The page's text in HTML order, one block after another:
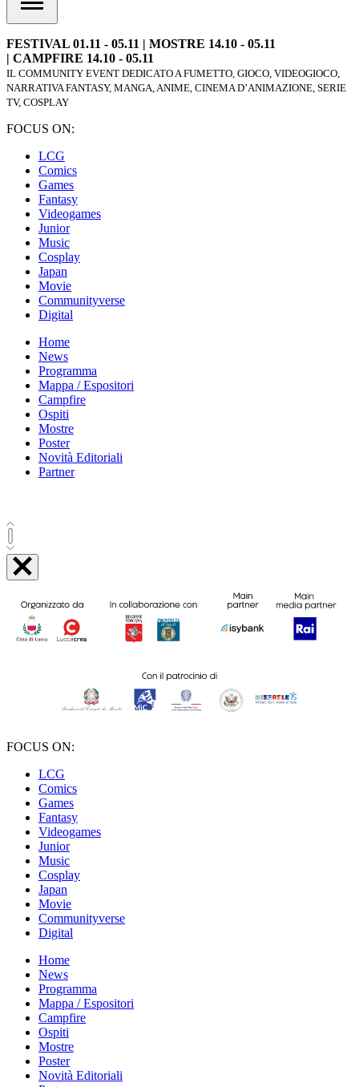
FESTIVAL 01.11 - 05.11 | MOSTRE 14.10 - 05.11
| CAMPFIRE 14.10 - 05.11
IL COMMUNITY EVENT DEDICATO A FUMETTO, GIOCO, VIDEOGIOCO,
NARRATIVA FANTASY, MANGA, ANIME, CINEMA D’ANIMAZIONE, SERIE
TV, COSPLAY
FOCUS ON:
LCG
Comics
Games
Fantasy
Videogames
Junior
Music
Cosplay
Japan
Movie
Communityverse
Digital
Home
News
Programma
Mappa / Espositori
Campfire
Ospiti
Mostre
Poster
Novità Editoriali
Partner
FOCUS ON:
LCG
Comics
Games
Fantasy
Videogames
Junior
Music
Cosplay
Japan
Movie
Communityverse
Digital
Home
News
Programma
Mappa / Espositori
Campfire
Ospiti
Mostre
Poster
Novità Editoriali